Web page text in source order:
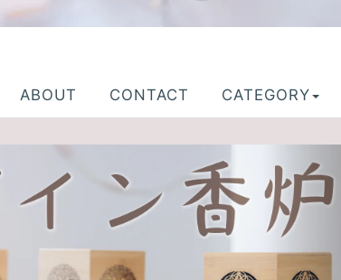
ABOUT CONTACT CATEGORY
N
e